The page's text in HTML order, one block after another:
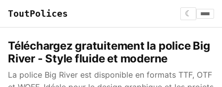
ToutPolices ☾
Téléchargez gratuitement la police Big
River - Style fluide et moderne
La police Big River est disponible en formats TTF, OTF